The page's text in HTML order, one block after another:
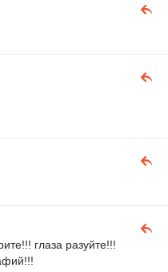
глаза разуйте!!!